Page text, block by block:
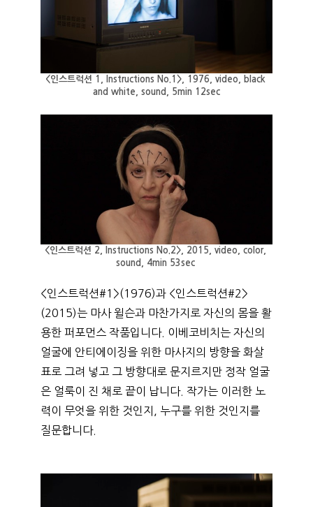
<인스트럭션 1, Instructions No.1>, 1976, video, black
and white, sound, 5min 12sec
<인스트럭션 2, Instructions No.2>, 2015, video, color,
sound, 4min 53sec
<인스트럭션#1>(1976)과 <인스트럭션#2>
(2015)는 마사 윌슨과 마찬가지로 자신의 몸을 활
용한 퍼포먼스 작품입니다. 이베코비치는 자신의
얼굴에 안티에이징을 위한 마사지의 방향을 화살
표로 그려 넣고 그 방향대로 문지르지만 정작 얼굴
은 얼룩이 진 채로 끝이 납니다. 작가는 이러한 노
력이 무엇을 위한 것인지, 누구를 위한 것인지를
질문합니다.